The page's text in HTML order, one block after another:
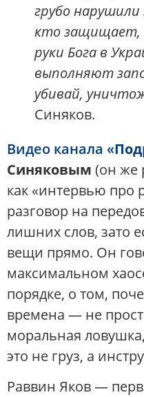
грубо нарушили
кто защищает,
руки Бога в
выполняют
убивай,
Синяков.
Видео канала «
Синяковым (он же
как «интервью про
разговор на
лишних слов, зато
вещи прямо. Он
максимальном
порядке, о том,
времена — не
моральная
это не груз, а
Раввин Яков —